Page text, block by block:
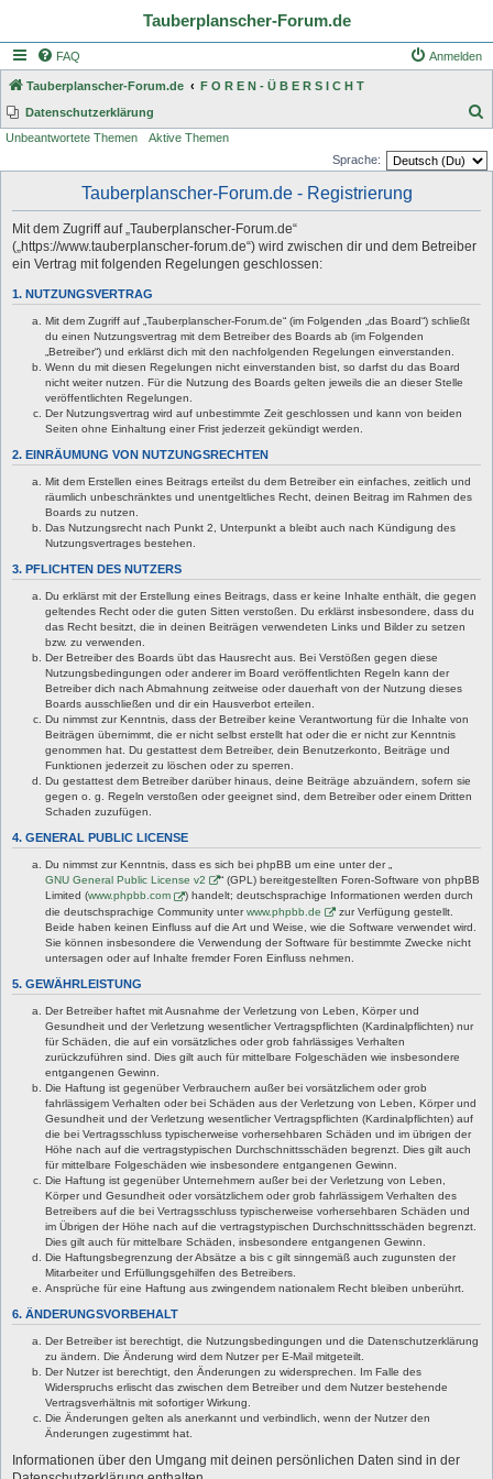
Tauberplanscher-Forum.de
FAQ Anmelden
Tauberplanscher-Forum.de
F O R E N - Ü B E R S I C H T
Datenschutzerklärung
Unbeantwortete Themen
Aktive Themen
Sprache:
Tauberplanscher-Forum.de - Registrierung
Mit dem Zugriff auf „Tauberplanscher-Forum.de“
(„https://www.tauberplanscher-forum.de“) wird zwischen dir und dem Betreiber
ein Vertrag mit folgenden Regelungen geschlossen:
1. NUTZUNGSVERTRAG
Mit dem Zugriff auf „Tauberplanscher-Forum.de“ (im Folgenden „das Board“) schließt
du einen Nutzungsvertrag mit dem Betreiber des Boards ab (im Folgenden
„Betreiber“) und erklärst dich mit den nachfolgenden Regelungen einverstanden.
Wenn du mit diesen Regelungen nicht einverstanden bist, so darfst du das Board
nicht weiter nutzen. Für die Nutzung des Boards gelten jeweils die an dieser Stelle
veröffentlichten Regelungen.
Der Nutzungsvertrag wird auf unbestimmte Zeit geschlossen und kann von beiden
Seiten ohne Einhaltung einer Frist jederzeit gekündigt werden.
2. EINRÄUMUNG VON NUTZUNGSRECHTEN
Mit dem Erstellen eines Beitrags erteilst du dem Betreiber ein einfaches, zeitlich und
räumlich unbeschränktes und unentgeltliches Recht, deinen Beitrag im Rahmen des
Boards zu nutzen.
Das Nutzungsrecht nach Punkt 2, Unterpunkt a bleibt auch nach Kündigung des
Nutzungsvertrages bestehen.
3. PFLICHTEN DES NUTZERS
Du erklärst mit der Erstellung eines Beitrags, dass er keine Inhalte enthält, die gegen
geltendes Recht oder die guten Sitten verstoßen. Du erklärst insbesondere, dass du
das Recht besitzt, die in deinen Beiträgen verwendeten Links und Bilder zu setzen
bzw. zu verwenden.
Der Betreiber des Boards übt das Hausrecht aus. Bei Verstößen gegen diese
Nutzungsbedingungen oder anderer im Board veröffentlichten Regeln kann der
Betreiber dich nach Abmahnung zeitweise oder dauerhaft von der Nutzung dieses
Boards ausschließen und dir ein Hausverbot erteilen.
Du nimmst zur Kenntnis, dass der Betreiber keine Verantwortung für die Inhalte von
Beiträgen übernimmt, die er nicht selbst erstellt hat oder die er nicht zur Kenntnis
genommen hat. Du gestattest dem Betreiber, dein Benutzerkonto, Beiträge und
Funktionen jederzeit zu löschen oder zu sperren.
Du gestattest dem Betreiber darüber hinaus, deine Beiträge abzuändern, sofern sie
gegen o. g. Regeln verstoßen oder geeignet sind, dem Betreiber oder einem Dritten
Schaden zuzufügen.
4. GENERAL PUBLIC LICENSE
Du nimmst zur Kenntnis, dass es sich bei phpBB um eine unter der „
GNU General Public License v2
“ (GPL) bereitgestellten Foren-Software von phpBB
Limited (www.phpbb.com
) handelt; deutschsprachige Informationen werden durch
die deutschsprachige Community unterwww.phpbb.de
zur Verfügung gestellt.
Beide haben keinen Einfluss auf die Art und Weise, wie die Software verwendet wird.
Sie können insbesondere die Verwendung der Software für bestimmte Zwecke nicht
untersagen oder auf Inhalte fremder Foren Einfluss nehmen.
5. GEWÄHRLEISTUNG
Der Betreiber haftet mit Ausnahme der Verletzung von Leben, Körper und
Gesundheit und der Verletzung wesentlicher Vertragspflichten (Kardinalpflichten) nur
für Schäden, die auf ein vorsätzliches oder grob fahrlässiges Verhalten
zurückzuführen sind. Dies gilt auch für mittelbare Folgeschäden wie insbesondere
entgangenen Gewinn.
Die Haftung ist gegenüber Verbrauchern außer bei vorsätzlichem oder grob
fahrlässigem Verhalten oder bei Schäden aus der Verletzung von Leben, Körper und
Gesundheit und der Verletzung wesentlicher Vertragspflichten (Kardinalpflichten) auf
die bei Vertragsschluss typischerweise vorhersehbaren Schäden und im übrigen der
Höhe nach auf die vertragstypischen Durchschnittsschäden begrenzt. Dies gilt auch
für mittelbare Folgeschäden wie insbesondere entgangenen Gewinn.
Die Haftung ist gegenüber Unternehmern außer bei der Verletzung von Leben,
Körper und Gesundheit oder vorsätzlichem oder grob fahrlässigem Verhalten des
Betreibers auf die bei Vertragsschluss typischerweise vorhersehbaren Schäden und
im Übrigen der Höhe nach auf die vertragstypischen Durchschnittsschäden begrenzt.
Dies gilt auch für mittelbare Schäden, insbesondere entgangenen Gewinn.
Die Haftungsbegrenzung der Absätze a bis c gilt sinngemäß auch zugunsten der
Mitarbeiter und Erfüllungsgehilfen des Betreibers.
Ansprüche für eine Haftung aus zwingendem nationalem Recht bleiben unberührt.
6. ÄNDERUNGSVORBEHALT
Der Betreiber ist berechtigt, die Nutzungsbedingungen und die Datenschutzerklärung
zu ändern. Die Änderung wird dem Nutzer per E-Mail mitgeteilt.
Der Nutzer ist berechtigt, den Änderungen zu widersprechen. Im Falle des
Widerspruchs erlischt das zwischen dem Betreiber und dem Nutzer bestehende
Vertragsverhältnis mit sofortiger Wirkung.
Die Änderungen gelten als anerkannt und verbindlich, wenn der Nutzer den
Änderungen zugestimmt hat.
Informationen über den Umgang mit deinen persönlichen Daten sind in der